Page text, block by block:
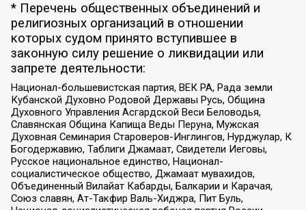
* Перечень общественных объединений и
религиозных организаций в отношении
которых судом принято вступившее в
законную силу решение о ликвидации или
запрете деятельности:
Национал-большевистская партия, ВЕК РА, Рада земли
Кубанской Духовно Родовой Державы Русь, Община
Духовного Управления Асгардской Веси Беловодья,
Славянская Община Капища Веды Перуна, Мужская
Духовная Семинария Староверов-Инглингов, Нурджулар, К
Богодержавию, Таблиги Джамаат, Свидетели Иеговы,
Русское национальное единство, Национал-
социалистическое общество, Джамаат мувахидов,
Объединенный Вилайат Кабарды, Балкарии и Карачая,
Союз славян, Ат-Такфир Валь-Хиджра, Пит Буль,